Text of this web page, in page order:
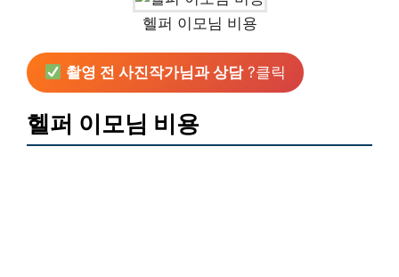
헬퍼 이모님 비용
촬영 전 사진작가님과 상담?클릭
헬퍼 이모님 비용